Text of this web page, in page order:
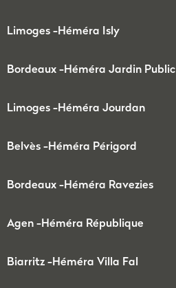
Limoges -Héméra Isly
Bordeaux -Héméra Jardin Public
Limoges -Héméra Jourdan
Belvès -Héméra Périgord
Bordeaux -Héméra Ravezies
Agen -Héméra République
Biarritz -Héméra Villa Fal